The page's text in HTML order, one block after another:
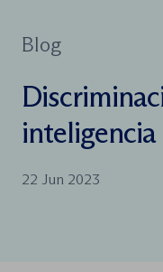
Blog
22 Jun 2023